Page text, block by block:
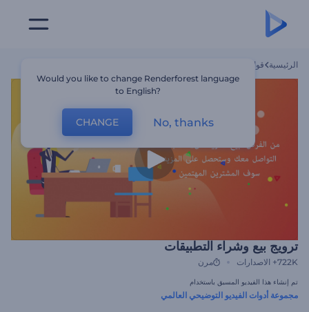
الرئيسية قوالب
ترويج بيع وشراء التطبيقات
722K+ الاصدارات مرن
تم إنشاء هذا الفيديو المسبق باستخدام
مجموعة أدوات الفيديو التوضيحي العالمي
Would you like to change Renderforest language
to English?
CHANGE No, thanks